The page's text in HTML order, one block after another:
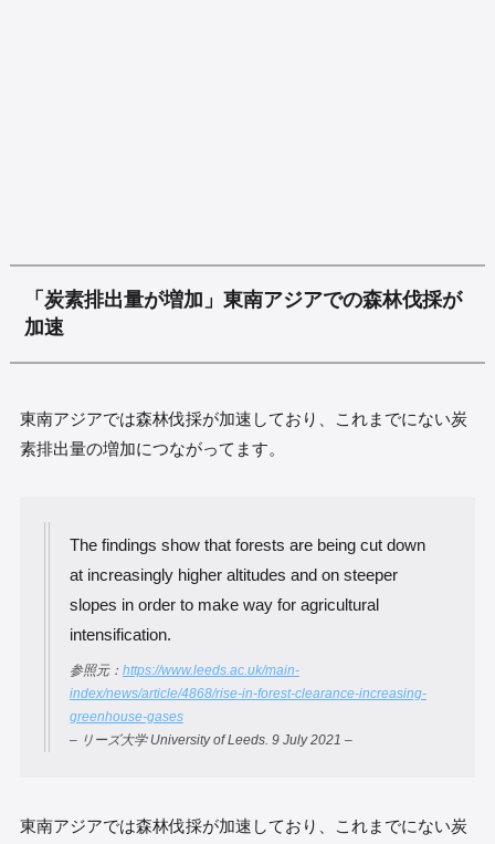
「炭素排出量が増加」東南アジアでの森林伐採が
加速
東南アジアでは森林伐採が加速しており、これまでにない炭
素排出量の増加につながってます。
The findings show that forests are being cut down
at increasingly higher altitudes and on steeper
slopes in order to make way for agricultural
intensification.
参照元： https://www.leeds.ac.uk/main-
index/news/article/4868/rise-in-forest-clearance-increasing-
greenhouse-gases
– リーズ大学 University of Leeds. 9 July 2021 –
東南アジアでは森林伐採が加速しており、これまでにない炭